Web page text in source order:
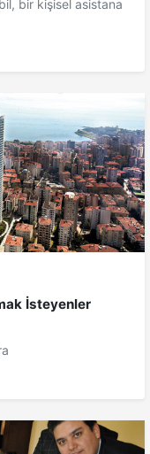
bir kişisel asistana
İsteyenler